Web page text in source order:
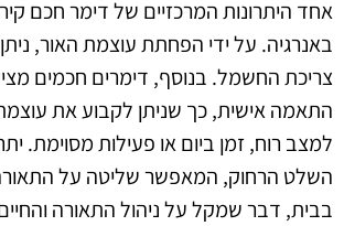
אחד היתרונות המרכזיים של דימר חכם קיר
באנרגיה. על ידי הפחתת עוצמת האור,
צריכת החשמל. בנוסף, דימרים חכמים
התאמה אישית, כך שניתן לקבוע את
למצב רוח, זמן ביום או פעילות מסוימת.
השלט הרחוק, המאפשר שליטה על
בבית, דבר שמקל על ניהול התאורה והחיים